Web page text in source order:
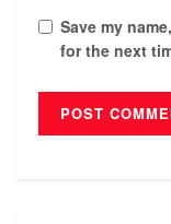
Save my
for the next